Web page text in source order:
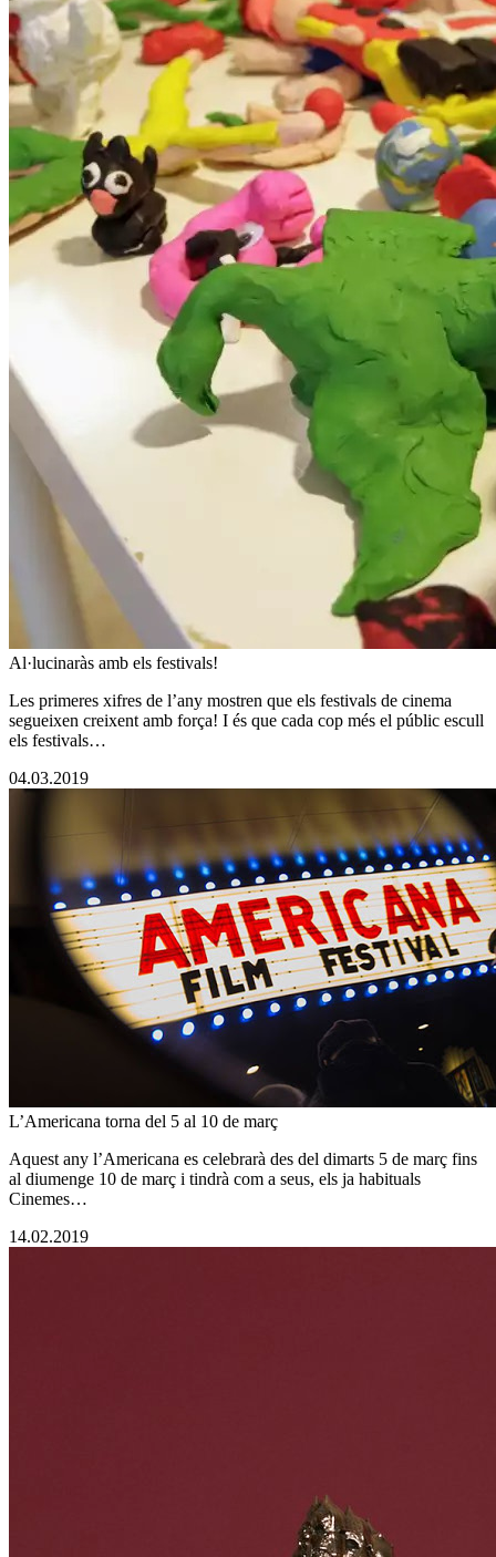
Al·lucinaràs amb els festivals!
Les primeres xifres de l’any mostren que els festivals de cinema
segueixen creixent amb força! I és que cada cop més el públic escull
els festivals…
04.03.2019
L’Americana torna del 5 al 10 de març
Aquest any l’Americana es celebrarà des del dimarts 5 de març fins
al diumenge 10 de març i tindrà com a seus, els ja habituals
Cinemes…
14.02.2019